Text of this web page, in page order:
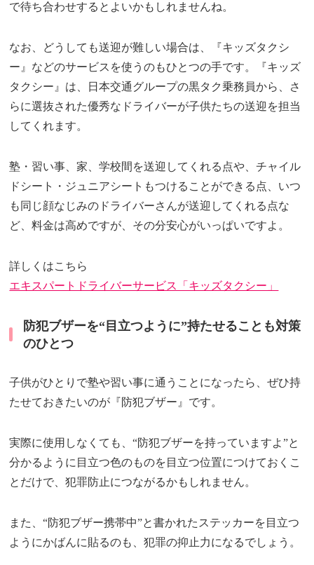
で待ち合わせするとよいかもしれませんね。
なお、どうしても送迎が難しい場合は、『キッズタクシ
ー』などのサービスを使うのもひとつの手です。『キッズ
タクシー』は、日本交通グループの黒タク乗務員から、さ
らに選抜された優秀なドライバーが子供たちの送迎を担当
してくれます。
塾・習い事、家、学校間を送迎してくれる点や、チャイル
ドシート・ジュニアシートもつけることができる点、いつ
も同じ顔なじみのドライバーさんが送迎してくれる点な
ど、料金は高めですが、その分安心がいっぱいですよ。
詳しくはこちら
エキスパートドライバーサービス「キッズタクシー」
防犯ブザーを“目立つように”持たせることも対策
のひとつ
子供がひとりで塾や習い事に通うことになったら、ぜひ持
たせておきたいのが『防犯ブザー』です。
実際に使用しなくても、“防犯ブザーを持っていますよ”と
分かるように目立つ色のものを目立つ位置につけておくこ
とだけで、犯罪防止につながるかもしれません。
また、“防犯ブザー携帯中”と書かれたステッカーを目立つ
ようにかばんに貼るのも、犯罪の抑止力になるでしょう。